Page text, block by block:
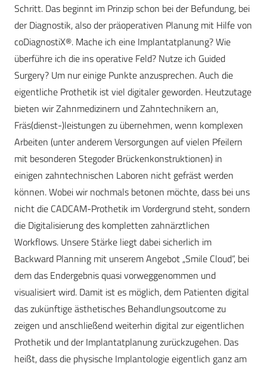
Schritt. Das beginnt im Prinzip schon bei der Befundung, bei
der Diagnostik, also der präoperativen Planung mit Hilfe von
coDiagnostiX®. Mache ich eine Implantatplanung? Wie
überführe ich die ins operative Feld? Nutze ich Guided
Surgery? Um nur einige Punkte anzusprechen. Auch die
eigentliche Prothetik ist viel digitaler geworden. Heutzutage
bieten wir Zahnmedizinern und Zahntechnikern an,
Fräs(dienst-)leistungen zu übernehmen, wenn komplexen
Arbeiten (unter anderem Versorgungen auf vielen Pfeilern
mit besonderen Stegoder Brückenkonstruktionen) in
einigen zahntechnischen Laboren nicht gefräst werden
können. Wobei wir nochmals betonen möchte, dass bei uns
nicht die CADCAM-Prothetik im Vordergrund steht, sondern
die Digitalisierung des kompletten zahnärztlichen
Workflows. Unsere Stärke liegt dabei sicherlich im
Backward Planning mit unserem Angebot „Smile Cloud“, bei
dem das Endergebnis quasi vorweggenommen und
visualisiert wird. Damit ist es möglich, dem Patienten digital
das zukünftige ästhetisches Behandlungsoutcome zu
zeigen und anschließend weiterhin digital zur eigentlichen
Prothetik und der Implantatplanung zurückzugehen. Das
heißt, dass die physische Implantologie eigentlich ganz am